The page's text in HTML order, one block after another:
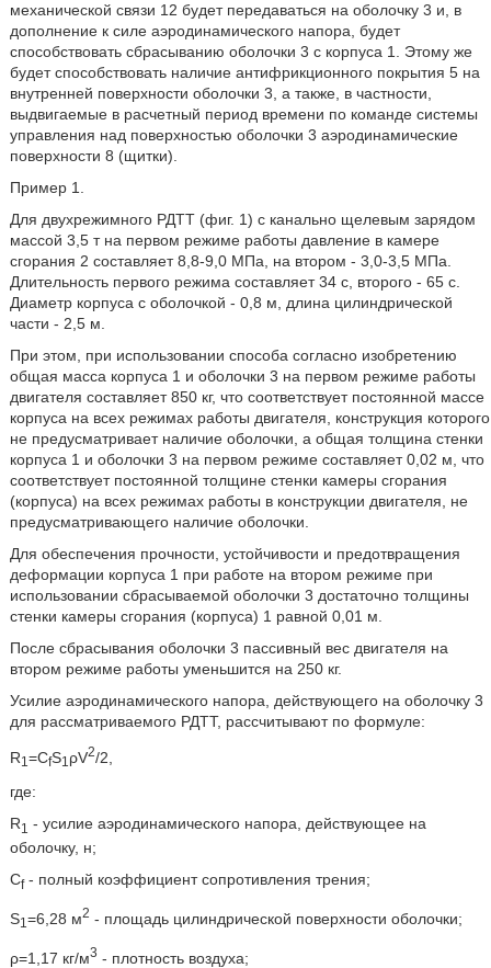
механической связи 12 будет передаваться на оболочку 3 и, в
дополнение к силе аэродинамического напора, будет
способствовать сбрасыванию оболочки 3 с корпуса 1. Этому же
будет способствовать наличие антифрикционного покрытия 5 на
внутренней поверхности оболочки 3, а также, в частности,
выдвигаемые в расчетный период времени по команде системы
управления над поверхностью оболочки 3 аэродинамические
поверхности 8 (щитки).
Пример 1.
Для двухрежимного РДТТ (фиг. 1) с канально щелевым зарядом
массой 3,5 т на первом режиме работы давление в камере
сгорания 2 составляет 8,8-9,0 МПа, на втором - 3,0-3,5 МПа.
Длительность первого режима составляет 34 с, второго - 65 с.
Диаметр корпуса с оболочкой - 0,8 м, длина цилиндрической
части - 2,5 м.
При этом, при использовании способа согласно изобретению
общая масса корпуса 1 и оболочки 3 на первом режиме работы
двигателя составляет 850 кг, что соответствует постоянной массе
корпуса на всех режимах работы двигателя, конструкция которого
не предусматривает наличие оболочки, а общая толщина стенки
корпуса 1 и оболочки 3 на первом режиме составляет 0,02 м, что
соответствует постоянной толщине стенки камеры сгорания
(корпуса) на всех режимах работы в конструкции двигателя, не
предусматривающего наличие оболочки.
Для обеспечения прочности, устойчивости и предотвращения
деформации корпуса 1 при работе на втором режиме при
использовании сбрасываемой оболочки 3 достаточно толщины
стенки камеры сгорания (корпуса) 1 равной 0,01 м.
После сбрасывания оболочки 3 пассивный вес двигателя на
втором режиме работы уменьшится на 250 кг.
Усилие аэродинамического напора, действующего на оболочку 3
для рассматриваемого РДТТ, рассчитывают по формуле:
R1 =CfS1 ρV2/2,
где:
R1
- усилие аэродинамического напора, действующее на
оболочку, н;
Cf- полный коэффициент сопротивления трения;
S1 =6,28 м2 - площадь цилиндрической поверхности оболочки;
ρ=1,17 кг/м3 - плотность воздуха;